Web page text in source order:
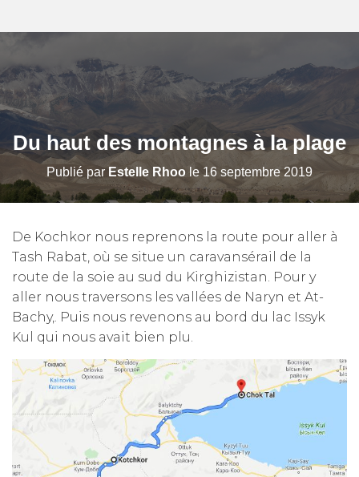
Du haut des montagnes à la plage
Publié par Estelle Rhoo le 16 septembre 2019
De Kochkor nous reprenons la route pour aller à
Tash Rabat, où se situe un caravansérail de la
route de la soie au sud du Kirghizistan. Pour y
aller nous traversons les vallées de Naryn et At-
Bachy,. Puis nous revenons au bord du lac Issyk
Kul qui nous avait bien plu.